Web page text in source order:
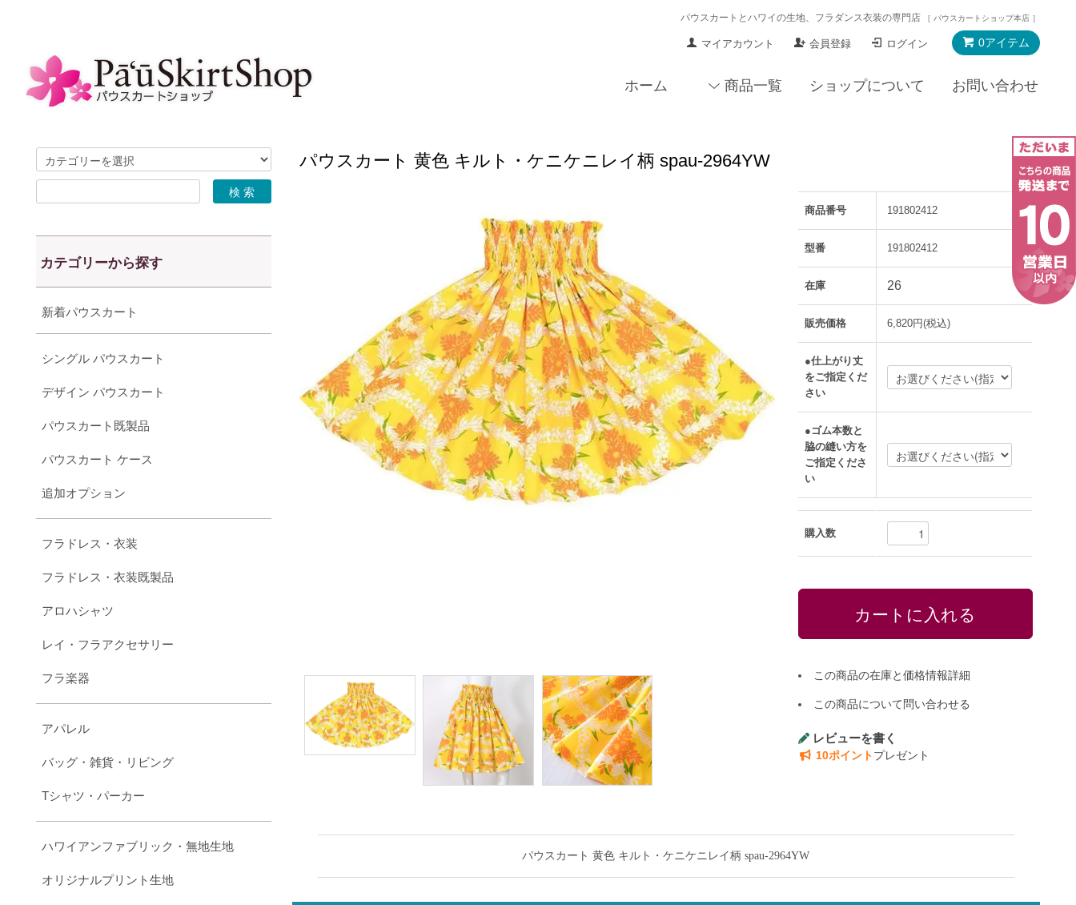
パウスカートとハワイの生地、フラダンス衣装の専門店 ［ パウスカートショップ本店 ］
0アイテム
マイアカウント 会員登録 ログイン
ホーム 商品一覧 ショップについて お問い合わせ
パウスカート 黄色 キルト・ケニケニレイ柄 spau-2964YW
商品番号 191802412
型番 191802412
在庫 26
販売価格 6,820円(税込)
●仕上がり丈
をご指定くだ
さい
●ゴム本数と
脇の縫い方を
ご指定くださ
い
購入数
この商品の在庫と価格情報詳細
この商品について問い合わせる
レビューを書く
10ポイントプレゼント
パウスカート 黄色 キルト・ケニケニレイ柄 spau-2964YW
カテゴリーから探す
新着パウスカート
シングル パウスカート
デザイン パウスカート
パウスカート既製品
パウスカート ケース
追加オプション
フラドレス・衣装
フラドレス・衣装既製品
アロハシャツ
レイ・フラアクセサリー
フラ楽器
アパレル
バッグ・雑貨・リビング
Tシャツ・パーカー
ハワイアンファブリック・無地生地
オリジナルプリント生地